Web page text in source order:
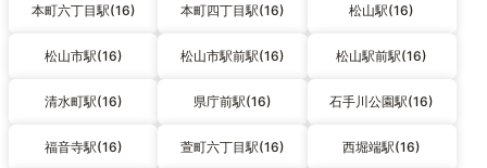
本町六丁目駅(16) 本町四丁目駅(16) 松山駅(16)
松山市駅(16) 松山市駅前駅(16) 松山駅前駅(16)
清水町駅(16) 県庁前駅(16) 石手川公園駅(16)
福音寺駅(16) 萱町六丁目駅(16) 西堀端駅(16)